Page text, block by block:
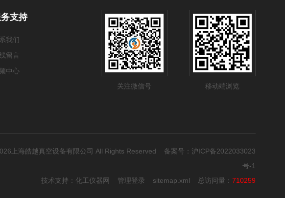
支持
我们
留言
中心
关注微信号
移动端浏览
上海皓越真空设备有限公司 All Rights Reserved 备案号： 沪ICP备2022033023
号-1
技术支持： 化工仪器网 管理登录 sitemap.xml 总访问量： 710259